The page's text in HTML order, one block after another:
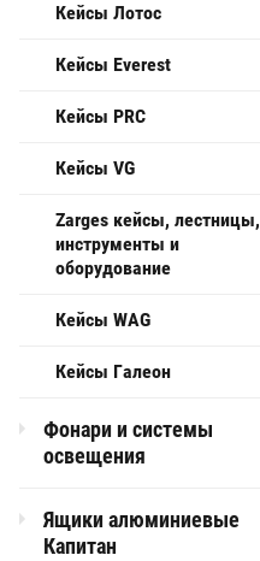
Кейсы Лотос
Кейсы Everest
Кейсы PRC
Кейсы VG
Zarges кейсы, лестницы,
инструменты и
оборудование
Кейсы WAG
Кейсы Галеон
Фонари и системы
освещения
Ящики алюминиевые
Капитан